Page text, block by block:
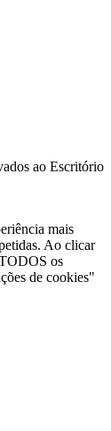
ao Escritório
mais
Ao clicar
os
de cookies"